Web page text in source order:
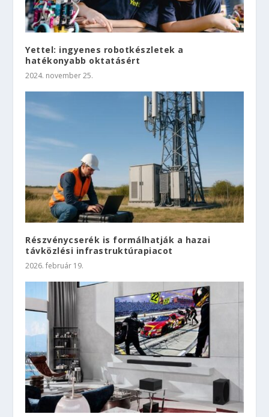
Yettel: ingyenes robotkészletek a
hatékonyabb oktatásért
2024. november 25.
Részvénycserék is formálhatják a hazai
távközlési infrastruktúrapiacot
2026. február 19.